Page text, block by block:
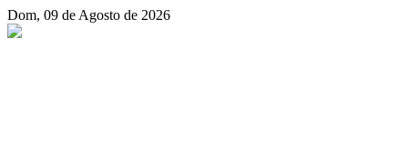
Dom, 09 de Agosto de 2026